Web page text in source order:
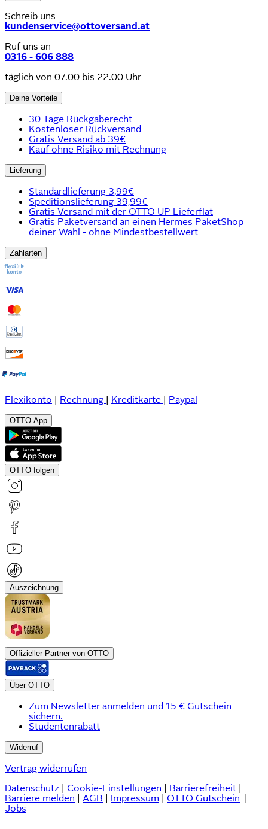
Schreib uns
kundenservice@ottoversand.at
Ruf uns an
0316 - 606 888
täglich von 07.00 bis 22.00 Uhr
Deine Vorteile
30 Tage Rückgaberecht
Kostenloser Rückversand
Gratis Versand ab 39€
Kauf ohne Risiko mit Rechnung
Lieferung
Standardlieferung 3,99€
Speditionslieferung 39,99€
Gratis Versand mit der OTTO UP Lieferflat
Gratis Paketversand an einen Hermes PaketShop
deiner Wahl - ohne Mindestbestellwert
Zahlarten
Flexikonto Rechnung Kreditkarte Paypal
OTTO App
OTTO folgen
Auszeichnung
Offizieller Partner von OTTO
Über OTTO
Zum Newsletter anmelden und 15 € Gutschein
sichern.
Studentenrabatt
Widerruf
Vertrag widerrufen
Datenschutz
Cookie-Einstellungen Barrierefreiheit
Barriere melden
AGB Impressum OTTO Gutschein
Jobs